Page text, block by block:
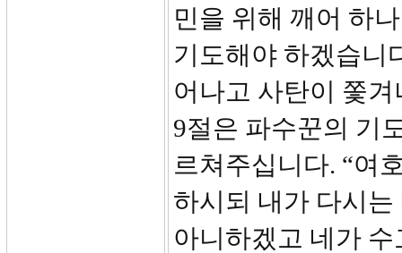
민을 위해 깨어 하
기도해야 하겠습니
어나고 사탄이 쫓
9절은 파수꾼의 기
르쳐주십니다. “여
하시되 내가 다시
아니하겠고 네가